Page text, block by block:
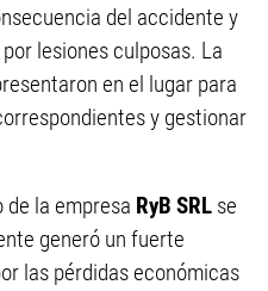
del accidente y
lesiones culposas. La
en el lugar para
y gestionar
de la empresa RyB SRL se
generó un fuerte
las pérdidas económicas